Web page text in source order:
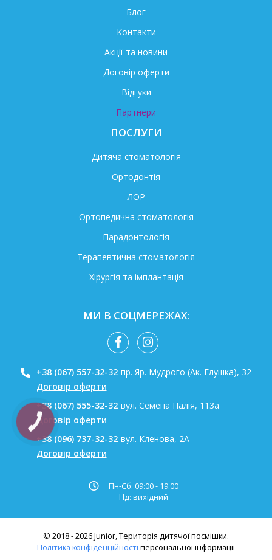
Блог
Контакти
Акції та новини
Договір оферти
Відгуки
Партнери
ПОСЛУГИ
Дитяча стоматологія
Ортодонтія
ЛОР
Ортопедична стоматологія
Парадонтологія
Терапевтична стоматологія
Хірургія та імплантація
МИ В СОЦМЕРЕЖАХ:
+38 (067) 557-32-32 пр. Яр. Мудрого (Ак. Глушка), 32
Договір оферти
+38 (067) 555-32-32 вул. Семена Палія, 113а
Договір оферти
+38 (096) 737-32-32 вул. Кленова, 2А
Договір оферти
Пн-Сб: 09:00 - 19:00
Нд: вихідний
© 2018 - 2026 Junior, Територія дитячої посмішки.
Політика конфіденційності персональної інформації
КНОПКА
ЗВ'ЯЗКУ